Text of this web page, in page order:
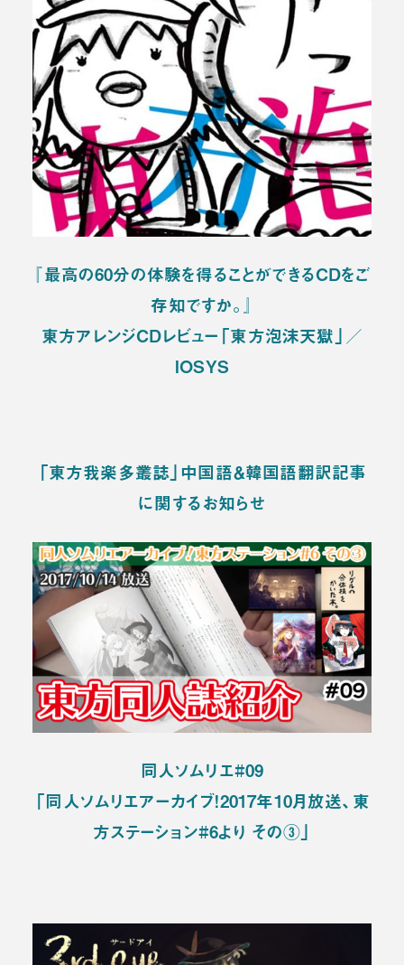
『最高の60分の体験を得ることができるCDをご
存知ですか。』
東方アレンジCDレビュー「東方泡沫天獄」／
IOSYS
「東方我楽多叢誌」中国語＆韓国語翻訳記事
に関するお知らせ
同人ソムリエ#09
「同人ソムリエアーカイブ！2017年10月放送、東
方ステーション#6より その③」